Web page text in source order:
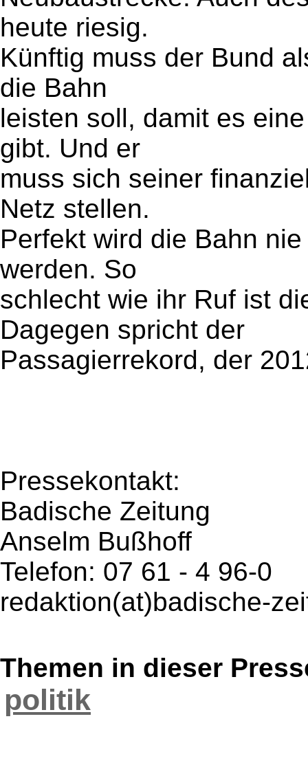
heute riesig.
Künftig muss der Bund
die Bahn
leisten soll, damit es
gibt. Und er
muss sich seiner
Netz stellen.
Perfekt wird die Bahn
werden. So
schlecht wie ihr Ruf ist
Dagegen spricht der
Passagierrekord, der
Pressekontakt:
Badische Zeitung
Anselm Bußhoff
Telefon: 07 61 - 4 96-0
redaktion(at)badische-
Themen in dieser
politik